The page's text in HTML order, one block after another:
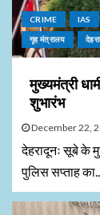
CRIME IAS
गृह मंत्रालय
मुख्यमंत्री
शुभारंभ
December 22,
देहरादूनः सूबे के
पुलिस सप्ताह